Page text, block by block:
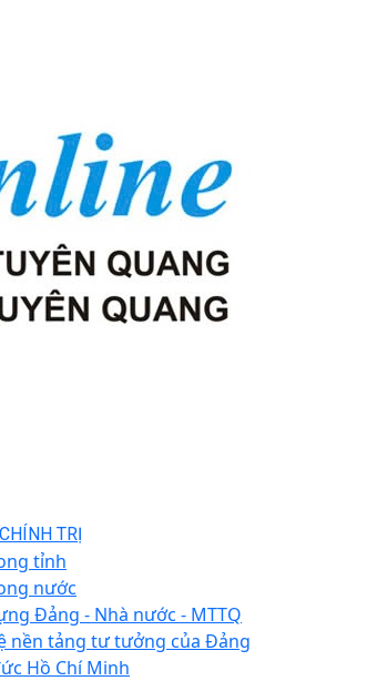
TRỊ
tỉnh
nước
Đảng - Nhà nước - MTTQ
nền tảng tư tưởng của Đảng
Hồ Chí Minh